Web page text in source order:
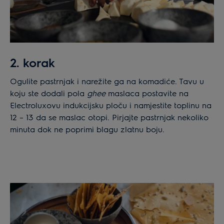
2. korak
Ogulite pastrnjak i narežite ga na komadiće. Tavu u
koju ste dodali pola gheemaslaca postavite na
Electroluxovu indukcijsku ploču i namjestite toplinu na
12 – 13 da se maslac otopi. Pirjajte pastrnjak nekoliko
minuta dok ne poprimi blagu zlatnu boju.